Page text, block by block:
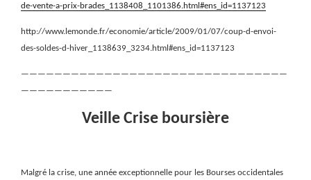
de-vente-a-prix-brades_1138408_1101386.html#ens_id=1137123
http://www.lemonde.fr/economie/article/2009/01/07/coup-d-envoi-
des-soldes-d-hiver_1138639_3234.html#ens_id=1137123
————————————————————————————————
———————————
Veille Crise boursière
Malgré la crise, une année exceptionnelle pour les Bourses occidentales